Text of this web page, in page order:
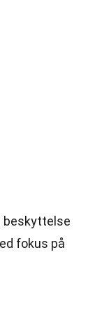
beskyttelse
fokus på